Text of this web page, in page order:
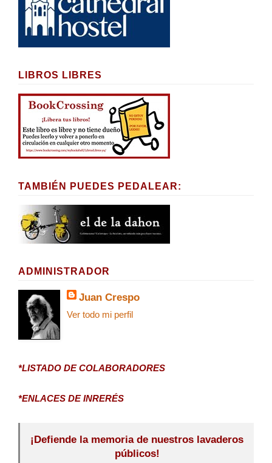
LIBROS LIBRES
TAMBIÉN PUEDES PEDALEAR:
ADMINISTRADOR
Juan Crespo
Ver todo mi perfil
*LISTADO DE COLABORADORES
*ENLACES DE INRERÉS
¡Defiende la memoria de nuestros lavaderos
públicos!